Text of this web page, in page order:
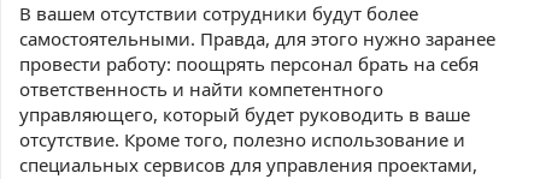
В вашем отсутствии сотрудники будут более
самостоятельными. Правда, для этого нужно заранее
провести работу: поощрять персонал брать на себя
ответственность и найти компетентного
управляющего, который будет руководить в ваше
отсутствие. Кроме того, полезно использование и
специальных сервисов для управления проектами,